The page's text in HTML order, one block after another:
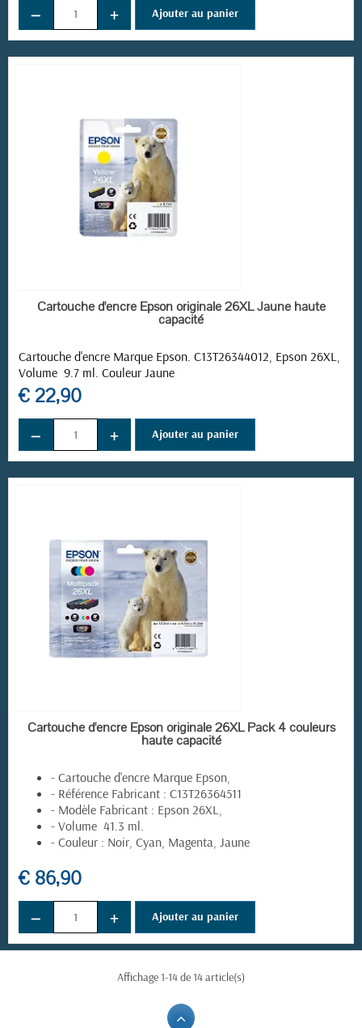
− + Ajouter au panier
EN STOCK
Cartouche d'encre Epson originale 26XL Jaune haute
capacité
Cartouche d'encre Marque Epson. C13T26344012, Epson 26XL,
Volume 9.7 ml. Couleur Jaune
€ 22,90
− + Ajouter au panier
EN STOCK
Cartouche d'encre Epson originale 26XL Pack 4 couleurs
haute capacité
- Cartouche d'encre Marque Epson,
- Référence Fabricant : C13T26364511
- Modèle Fabricant : Epson 26XL,
- Volume 41.3 ml.
- Couleur : Noir, Cyan, Magenta, Jaune
€ 86,90
− + Ajouter au panier
Affichage 1-14 de 14 article(s)